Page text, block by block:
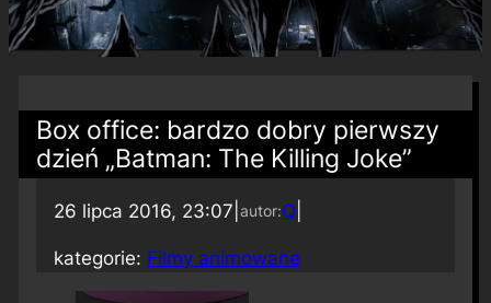
Box office: bardzo dobry pierwszy
dzień „Batman: The Killing Joke”
26 lipca 2016, 23:07 autor:Q
kategorie: Filmy animowane